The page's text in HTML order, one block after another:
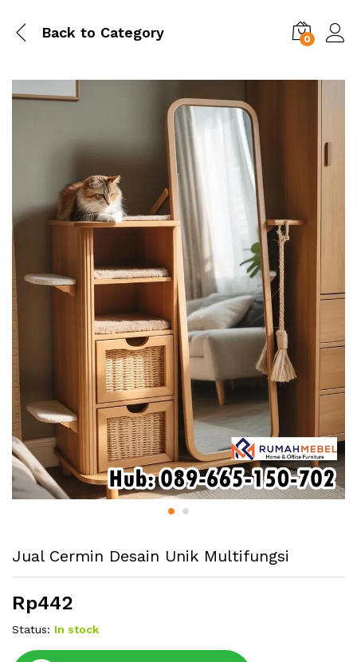
Back to Category 0
Jual Cermin Desain Unik Multifungsi
Rp442
Status: In stock